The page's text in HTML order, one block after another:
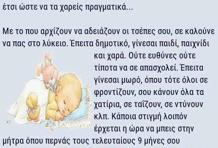
έτσι ώστε να τα χαρείς πραγματικά...
Με το που αρχίζουν να αδειάζουν οι τσέπες σου, σε καλούνε
να πας στο λύκειο. Έπειτα δημοτικό, γίνεσαι παιδί, παιχνίδι
και χαρά. Ούτε ευθύνες ούτε
τίποτα να σε απασχολεί. Έπειτα
γίνεσαι μωρό, όπου τότε όλοι σε
φροντίζουν, σου κάνουν όλα τα
χατίρια, σε ταΐζουν, σε ντύνουν
κλπ. Κάποια στιγμή λοιπόν
έρχεται η ώρα να μπεις στην
μήτρα όπου περνάς τους τελευταίους 9 μήνες σου